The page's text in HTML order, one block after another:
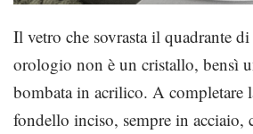
Il vetro che sovrasta il quadrante
orologio non è un cristallo, bensì
bombata in acrilico. A completare
fondello inciso, sempre in acciaio,